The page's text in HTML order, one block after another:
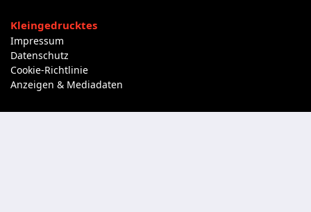
Kleingedrucktes
Impressum
Datenschutz
Cookie-Richtlinie
Anzeigen & Mediadaten